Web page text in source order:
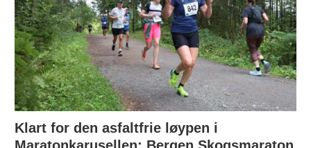
Klart for den asfaltfrie løypen i